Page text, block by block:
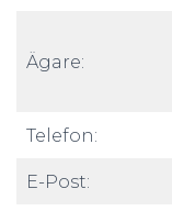
Ägare:
Telefon:
E-Post: